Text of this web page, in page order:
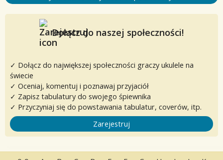
Dołącz do naszej społeczności!
✓ Dołącz do największej społeczności graczy ukulele na
świecie
✓ Oceniaj, komentuj i poznawaj przyjaciół
✓ Zapisz tabulatury do swojego śpiewnika
✓ Przyczyniaj się do powstawania tabulatur, coverów, itp.
Zarejestruj